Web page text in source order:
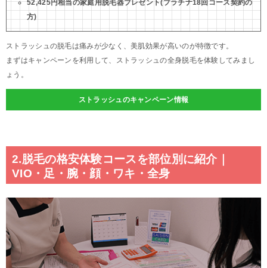
52,425円相当の家庭用脱毛器プレゼント(プラチナ18回コース契約の
方)
ストラッシュの脱毛は痛みが少なく、美肌効果が高いのが特徴です。
まずはキャンペーンを利用して、ストラッシュの全身脱毛を体験してみまし
ょう。
ストラッシュのキャンペーン情報
2.脱毛の格安体験コースを部位別に紹介｜
VIO・足・腕・顔・ワキ・全身